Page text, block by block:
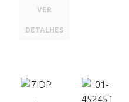
VER
DETALHES